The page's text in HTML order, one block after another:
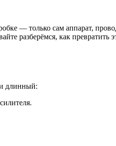
— только сам аппарат,
разберёмся, как
и длинный: